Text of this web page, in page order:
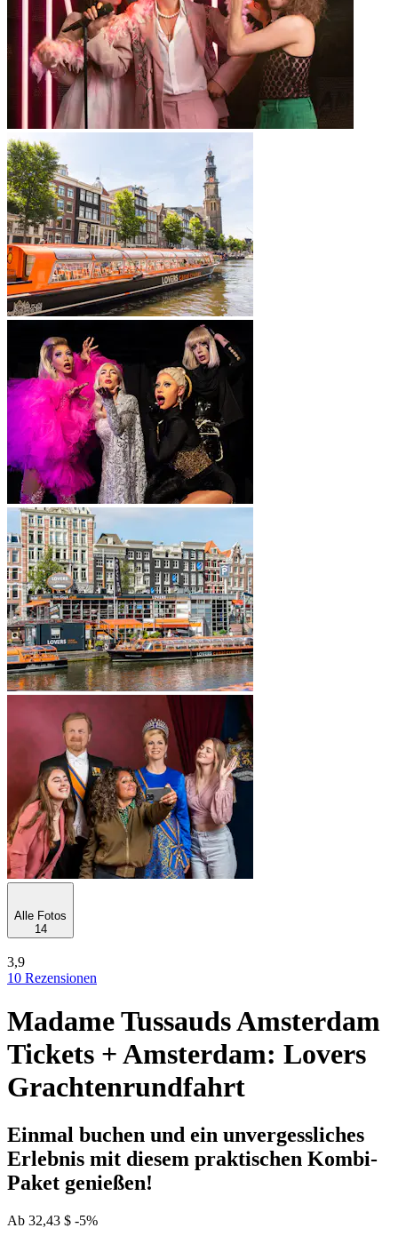
Alle Fotos
14
3,9
10 Rezensionen
Madame Tussauds Amsterdam
Tickets + Amsterdam: Lovers
Grachtenrundfahrt
Einmal buchen und ein unvergessliches
Erlebnis mit diesem praktischen Kombi-
Paket genießen!
Ab 32,43 $ -5%